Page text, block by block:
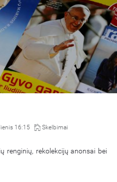
16:15 Skelbimai
renginių, rekolekcijų anonsai bei